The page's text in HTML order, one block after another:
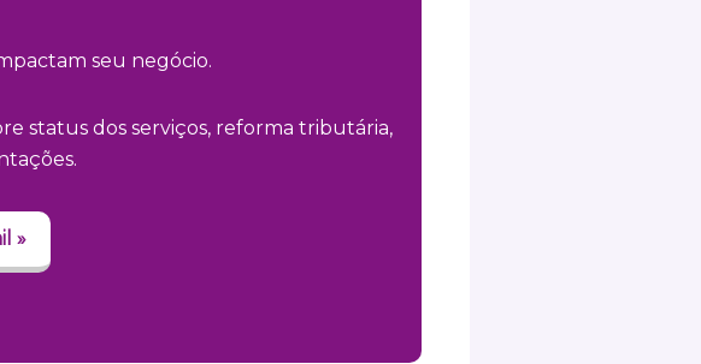
seu negócio.
status dos serviços, reforma tributária,
»